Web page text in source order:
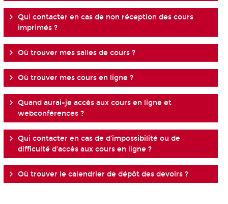
Qui contacter en cas de non réception des cours
imprimés ?
Où trouver mes salles de cours ?
Où trouver mes cours en ligne ?
Quand aurai-je accès aux cours en ligne et
webconférences ?
Qui contacter en cas de d’impossibilité ou de
difficulté d’accès aux cours en ligne ?
Où trouver le calendrier de dépôt des devoirs ?